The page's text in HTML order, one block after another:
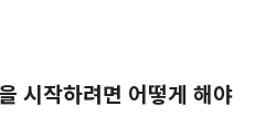
시작하려면 어떻게 해야